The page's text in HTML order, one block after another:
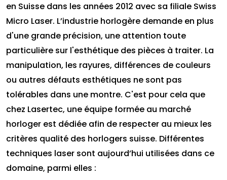
en Suisse dans les années 2012 avec sa filiale Swiss
Micro Laser. L’industrie horlogère demande en plus
d'une grande précision, une attention toute
particulière sur l'esthétique des pièces à traiter. La
manipulation, les rayures, différences de couleurs
ou autres défauts esthétiques ne sont pas
tolérables dans une montre. C'est pour cela que
chez Lasertec, une équipe formée au marché
horloger est dédiée afin de respecter au mieux les
critères qualité des horlogers suisse. Différentes
techniques laser sont aujourd’hui utilisées dans ce
domaine, parmi elles :